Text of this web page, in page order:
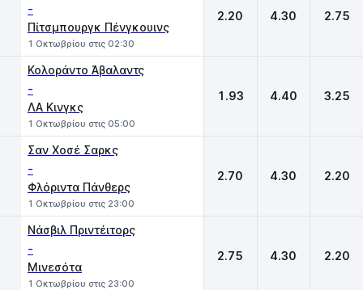
-
Πίτσμπουργκ Πένγκουινς
1 Οκτωβρίου στις 02:30
2.20 4.30 2.75
Κολοράντο Άβαλαντς
-
ΛΑ Κινγκς
1 Οκτωβρίου στις 05:00
1.93 4.40 3.25
Σαν Χοσέ Σαρκς
-
Φλόριντα Πάνθερς
1 Οκτωβρίου στις 23:00
2.70 4.30 2.20
Νάσβιλ Πριντέιτορς
-
Μινεσότα
1 Οκτωβρίου στις 23:00
2.75 4.30 2.20